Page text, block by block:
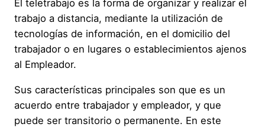
El teletrabajo es la forma de organizar y realizar el
trabajo a distancia, mediante la utilización de
tecnologías de información, en el domicilio del
trabajador o en lugares o establecimientos ajenos
al Empleador.
Sus características principales son que es un
acuerdo entre trabajador y empleador, y que
puede ser transitorio o permanente. En este